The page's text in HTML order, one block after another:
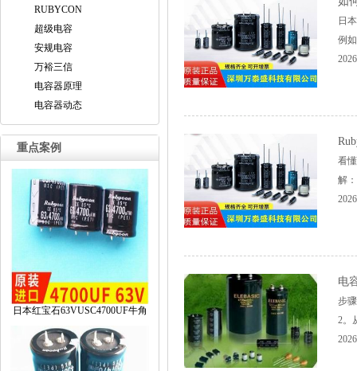
RUBYCON
超级电容
安规电容
万裕三信
电容器原理
电容器动态
重点案例
日本红宝石63VUSC4700UF牛角
日
例
看
解
电
步
2。